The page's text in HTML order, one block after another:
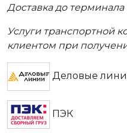
Доставка до терминала
Услуги транспортной
клиентом при
Деловые
ПЭК